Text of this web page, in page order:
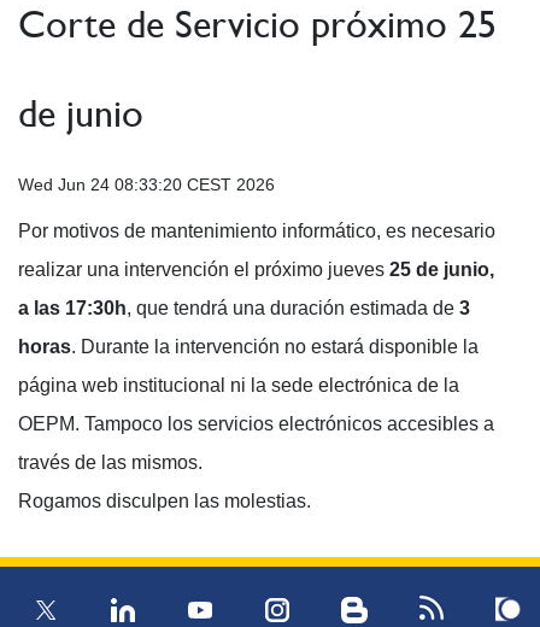
Corte de Servicio próximo 25
de junio
Wed Jun 24 08:33:20 CEST 2026
Por motivos de mantenimiento informático, es necesario
realizar una intervención el próximo jueves 25 de junio,
a las 17:30h, que tendrá una duración estimada de 3
horas. Durante la intervención no estará disponible la
página web institucional ni la sede electrónica de la
OEPM. Tampoco los servicios electrónicos accesibles a
través de las mismos.
Rogamos disculpen las molestias.